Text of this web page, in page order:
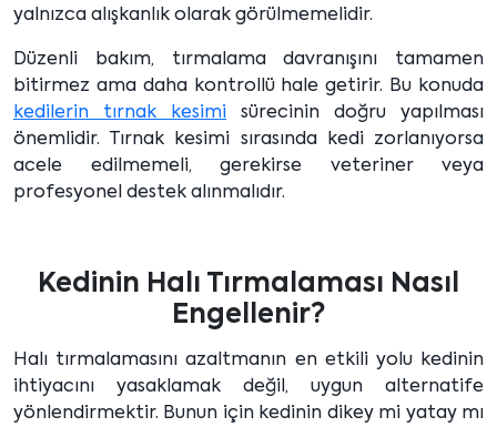
yalnızca alışkanlık olarak görülmemelidir.
Düzenli bakım, tırmalama davranışını tamamen
bitirmez ama daha kontrollü hale getirir. Bu konuda
kedilerin tırnak kesimi sürecinin doğru yapılması
önemlidir. Tırnak kesimi sırasında kedi zorlanıyorsa
acele edilmemeli, gerekirse veteriner veya
profesyonel destek alınmalıdır.
Kedinin Halı Tırmalaması Nasıl
Engellenir?
Halı tırmalamasını azaltmanın en etkili yolu kedinin
ihtiyacını yasaklamak değil, uygun alternatife
yönlendirmektir. Bunun için kedinin dikey mi yatay mı